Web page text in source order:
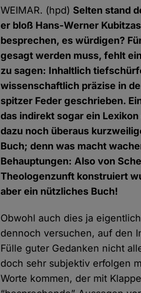
WEIMAR. (hpd) Selten stand
er bloß Hans-Werner
besprechen, es würdigen?
gesagt werden muss, fehlt
zu sagen: Inhaltlich
wissenschaftlich präzise in
spitzer Feder geschrieben.
das indirekt sogar ein
dazu noch überaus
Buch; denn was macht
Behauptungen: Also von
Theologenzunft konstruiert
aber ein nützliches Buch!
Obwohl auch dies ja
dennoch versuchen, auf den
Fülle guter Gedanken nicht
doch sehr subjektiv erfolgen
Worte kommen, der mit